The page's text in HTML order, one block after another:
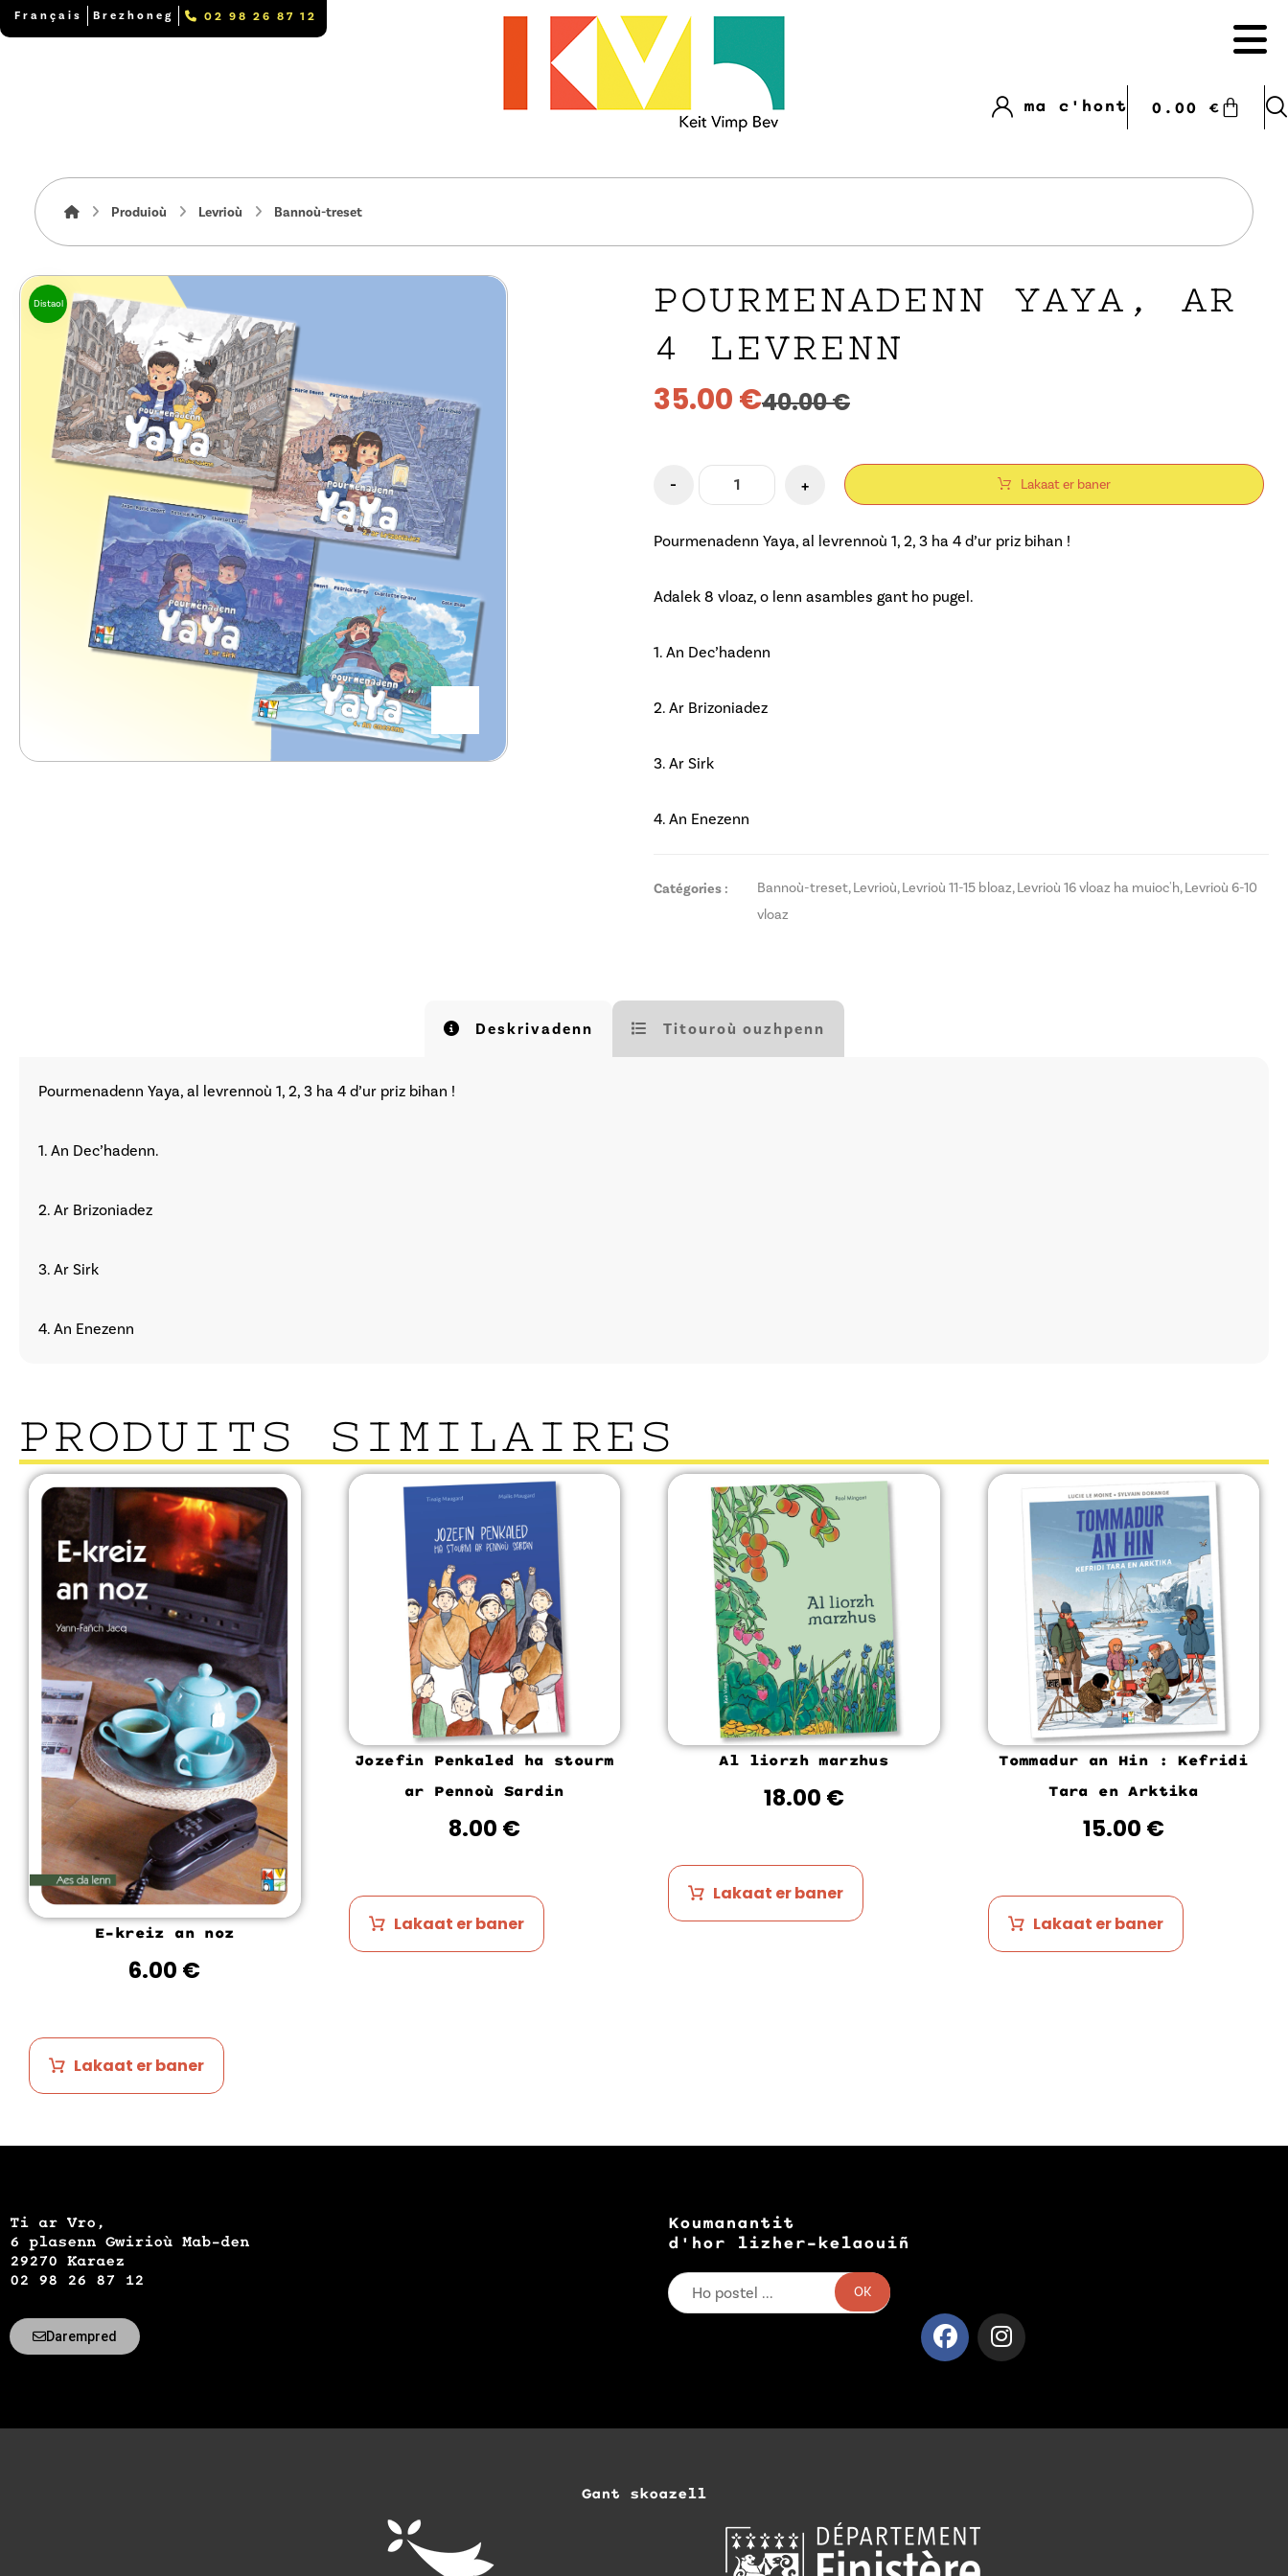
Français Brezhoneg 02 98 26 87 12
0.00 €
ma c'hont
Produioù Levrioù Bannoù-treset
Distaol
POURMENADENN YAYA, AR
4 LEVRENN
40.00€
35.00€
- + Lakaat er baner
Pourmenadenn Yaya, al levrennoù 1, 2, 3 ha 4 d’ur priz bihan !
Adalek 8 vloaz, o lenn asambles gant ho pugel.
1. An Dec’hadenn
2. Ar Brizoniadez
3. Ar Sirk
4. An Enezenn
Catégories : Bannoù-treset,Levrioù,Levrioù 11-15 bloaz,Levrioù 16 vloaz ha muioc'h,Levrioù 6-10
vloaz
Deskrivadenn Titouroù ouzhpenn
Pourmenadenn Yaya, al levrennoù 1, 2, 3 ha 4 d’ur priz bihan !
1. An Dec’hadenn.
2. Ar Brizoniadez
3. Ar Sirk
4. An Enezenn
PRODUITS SIMILAIRES
E-kreiz an noz
6.00 €
Lakaat er baner
Jozefin Penkaled ha stourm
ar Pennoù Sardin
8.00 €
Lakaat er baner
Al liorzh marzhus
18.00 €
Lakaat er baner
Tommadur an Hin : Kefridi
Tara en Arktika
15.00 €
Lakaat er baner
Ti ar Vro,
6 plasenn Gwirioù Mab-den
29270 Karaez
02 98 26 87 12
Darempred
Koumanantit
d'hor lizher-kelaouiñ
OK
Gant skoazell